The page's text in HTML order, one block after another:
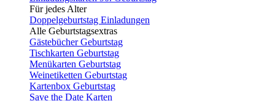
Für jedes Alter
Doppelgeburtstag Einladungen
Alle Geburtstagsextras
Gästebücher Geburtstag
Tischkarten Geburtstag
Menükarten Geburtstag
Weinetiketten Geburtstag
Kartenbox Geburtstag
Save the Date Karten